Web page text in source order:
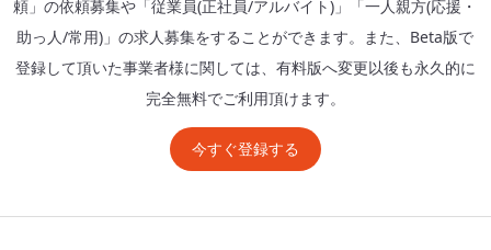
頼」の依頼募集や「従業員(正社員/アルバイト)」「一人親方(応援・
助っ人/常用)」の求人募集をすることができます。また、Beta版で
登録して頂いた事業者様に関しては、有料版へ変更以後も永久的に
完全無料でご利用頂けます。
今すぐ登録する